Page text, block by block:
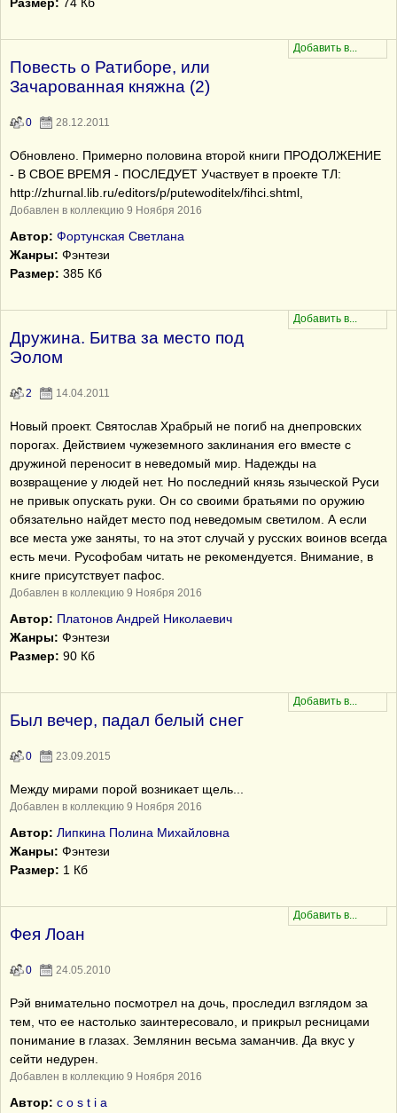
Повесть о Ратиборе, или
Зачарованная княжна (2)
0 28.12.2011
Обновлено. Примерно половина второй книги ПРОДОЛЖЕНИЕ
- В СВОЕ ВРЕМЯ - ПОСЛЕДУЕТ Участвует в проекте ТЛ:
http://zhurnal.lib.ru/editors/p/putewoditelx/fihci.shtml,
Добавлен в коллекцию 9 Ноября 2016
Автор: Фортунская Светлана
Жанры: Фэнтези
Размер: 385 Кб
Дружина. Битва за место под
Эолом
2 14.04.2011
Новый проект. Святослав Храбрый не погиб на днепровских
порогах. Действием чужеземного заклинания его вместе с
дружиной переносит в неведомый мир. Надежды на
возвращение у людей нет. Но последний князь языческой Руси
не привык опускать руки. Он со своими братьями по оружию
обязательно найдет место под неведомым светилом. А если
все места уже заняты, то на этот случай у русских воинов всегда
есть мечи. Русофобам читать не рекомендуется. Внимание, в
книге присутствует пафос.
Добавлен в коллекцию 9 Ноября 2016
Автор: Платонов Андрей Николаевич
Жанры: Фэнтези
Размер: 90 Кб
Был вечер, падал белый снег
0 23.09.2015
Между мирами порой возникает щель...
Добавлен в коллекцию 9 Ноября 2016
Автор: Липкина Полина Михайловна
Жанры: Фэнтези
Размер: 1 Кб
Фея Лоан
0 24.05.2010
Рэй внимательно посмотрел на дочь, проследил взглядом за
тем, что ее настолько заинтересовало, и прикрыл ресницами
понимание в глазах. Землянин весьма заманчив. Да вкус у
сейти недурен.
Добавлен в коллекцию 9 Ноября 2016
Автор: c o s t i a